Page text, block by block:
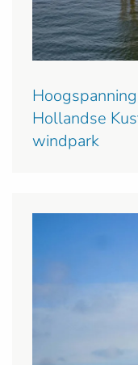
Hollandse
windpark